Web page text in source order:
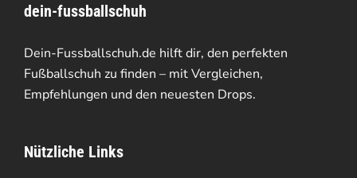
dein-fussballschuh
Dein-Fussballschuh.de hilft dir, den perfekten
Fußballschuh zu finden – mit Vergleichen,
Empfehlungen und den neuesten Drops.
Nützliche Links